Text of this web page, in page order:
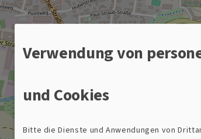
Verwendung von
und Cookies
Bitte die Dienste und Anwendungen von